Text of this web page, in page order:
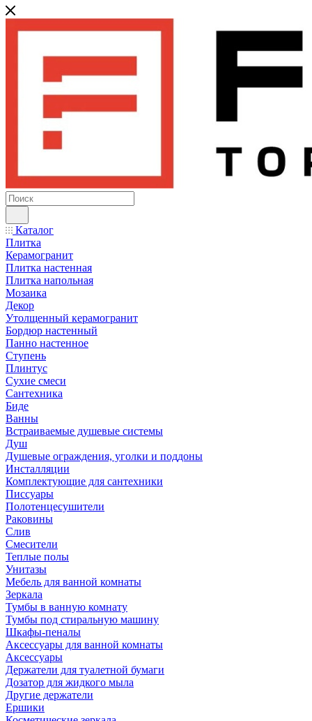
Каталог
Плитка
Керамогранит
Плитка настенная
Плитка напольная
Мозаика
Декор
Утолщенный керамогранит
Бордюр настенный
Панно настенное
Ступень
Плинтус
Сухие смеси
Сантехника
Биде
Ванны
Встраиваемые душевые системы
Душ
Душевые ограждения, уголки и поддоны
Инсталляции
Комплектующие для сантехники
Писсуары
Полотенцесушители
Раковины
Слив
Смесители
Теплые полы
Унитазы
Мебель для ванной комнаты
Зеркала
Тумбы в ванную комнату
Тумбы под стиральную машину
Шкафы-пеналы
Аксессуары для ванной комнаты
Аксессуары
Держатели для туалетной бумаги
Дозатор для жидкого мыла
Другие держатели
Ершики